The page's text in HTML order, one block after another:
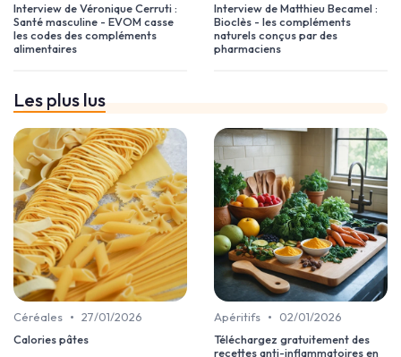
Interview de Véronique Cerruti :
Santé masculine - EVOM casse
les codes des compléments
alimentaires
Interview de Matthieu Becamel :
Bioclès - les compléments
naturels conçus par des
pharmaciens
Les plus lus
Céréales • 27/01/2026
Calories pâtes
Apéritifs •
02/01/2026
Téléchargez gratuitement des
recettes anti-inflammatoires en